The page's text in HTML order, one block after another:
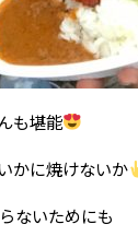
も堪能
かに焼けないか
ないためにも